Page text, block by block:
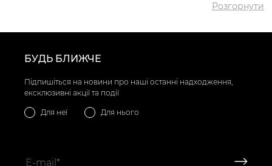
✅ Найпопулярніший Сліпони VS000095123 Блакитний
Розгорнути
БУДЬ БЛИЖЧЕ
Підпишіться на новини про наші останні надходження,
ексклюзивні акції та події
Для неї Для нього